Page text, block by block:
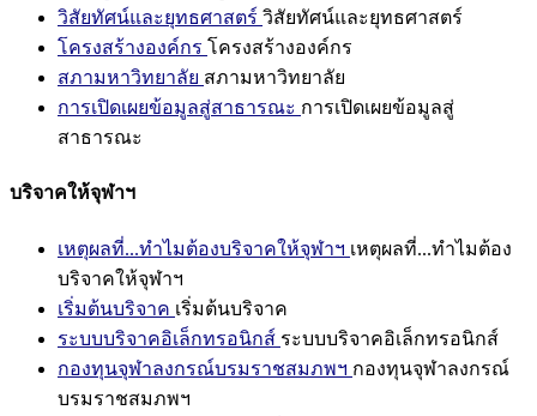
วิสัยทัศน์และยุทธศาสตร์ วิสัยทัศน์และยุทธศาสตร์
โครงสร้างองค์กร โครงสร้างองค์กร
สภามหาวิทยาลัย สภามหาวิทยาลัย
การเปิดเผยข้อมูลสู่สาธารณะ การเปิดเผยข้อมูลสู่
สาธารณะ
บริจาคให้จุฬาฯ
เหตุผลที่...ทำไมต้องบริจาคให้จุฬาฯ เหตุผลที่...ทำไมต้อง
บริจาคให้จุฬาฯ
เริ่มต้นบริจาค เริ่มต้นบริจาค
ระบบบริจาคอิเล็กทรอนิกส์ ระบบบริจาคอิเล็กทรอนิกส์
กองทุนจุฬาลงกรณ์บรมราชสมภพฯ กองทุนจุฬาลงกรณ์
บรมราชสมภพฯ